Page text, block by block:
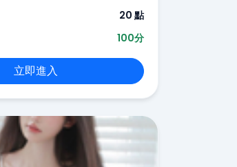
20 點
100分
立即進入